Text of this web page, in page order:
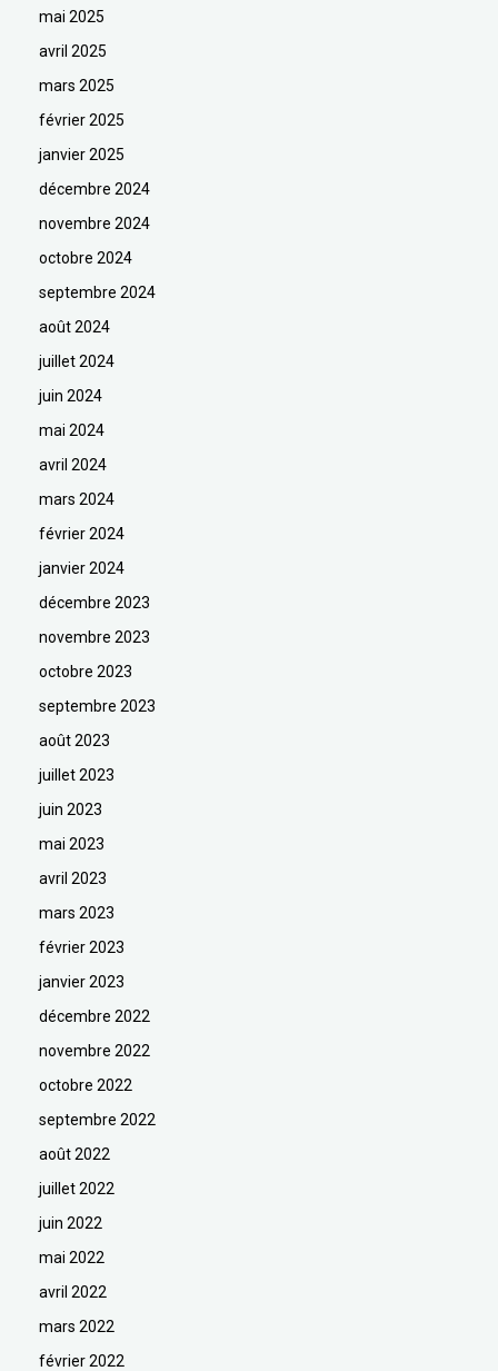
mai 2025
avril 2025
mars 2025
février 2025
janvier 2025
décembre 2024
novembre 2024
octobre 2024
septembre 2024
août 2024
juillet 2024
juin 2024
mai 2024
avril 2024
mars 2024
février 2024
janvier 2024
décembre 2023
novembre 2023
octobre 2023
septembre 2023
août 2023
juillet 2023
juin 2023
mai 2023
avril 2023
mars 2023
février 2023
janvier 2023
décembre 2022
novembre 2022
octobre 2022
septembre 2022
août 2022
juillet 2022
juin 2022
mai 2022
avril 2022
mars 2022
février 2022